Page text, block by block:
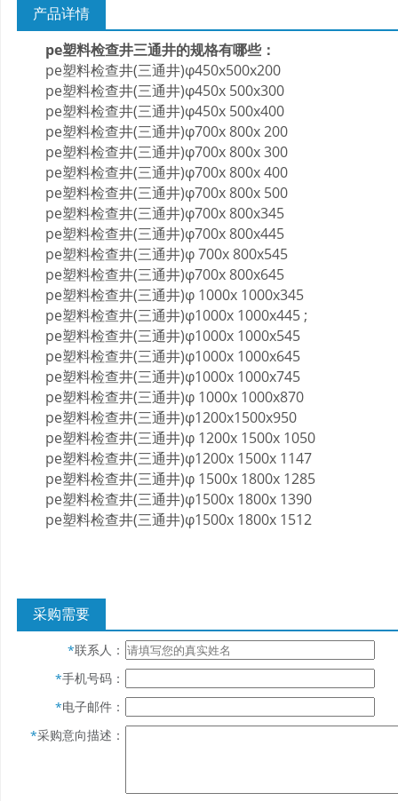
产品详情
pe塑料检查井三通井的规格有哪些：
pe塑料检查井(三通井)φ450x500x200
pe塑料检查井(三通井)φ450x 500x300
pe塑料检查井(三通井)φ450x 500x400
pe塑料检查井(三通井)φ700x 800x 200
pe塑料检查井(三通井)φ700x 800x 300
pe塑料检查井(三通井)φ700x 800x 400
pe塑料检查井(三通井)φ700x 800x 500
pe塑料检查井(三通井)φ700x 800x345
pe塑料检查井(三通井)φ700x 800x445
pe塑料检查井(三通井)φ 700x 800x545
pe塑料检查井(三通井)φ700x 800x645
pe塑料检查井(三通井)φ 1000x 1000x345
pe塑料检查井(三通井)φ1000x 1000x445 ;
pe塑料检查井(三通井)φ1000x 1000x545
pe塑料检查井(三通井)φ1000x 1000x645
pe塑料检查井(三通井)φ1000x 1000x745
pe塑料检查井(三通井)φ 1000x 1000x870
pe塑料检查井(三通井)φ1200x1500x950
pe塑料检查井(三通井)φ 1200x 1500x 1050
pe塑料检查井(三通井)φ1200x 1500x 1147
pe塑料检查井(三通井)φ 1500x 1800x 1285
pe塑料检查井(三通井)φ1500x 1800x 1390
pe塑料检查井(三通井)φ1500x 1800x 1512
采购需要
*联系人：
*手机号码：
*电子邮件：
*采购意向描述：